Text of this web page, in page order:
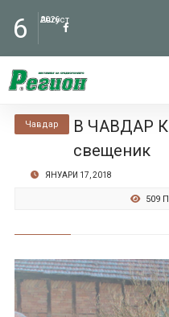
6 Август
2026
Чавдар
В ЧАВДАР
свещеник
ЯНУАРИ 17, 2018
509